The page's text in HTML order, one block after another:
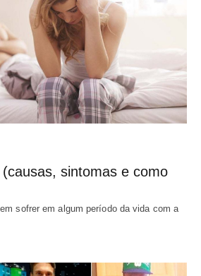
sintomas e como
sofrer em algum período da vida com a